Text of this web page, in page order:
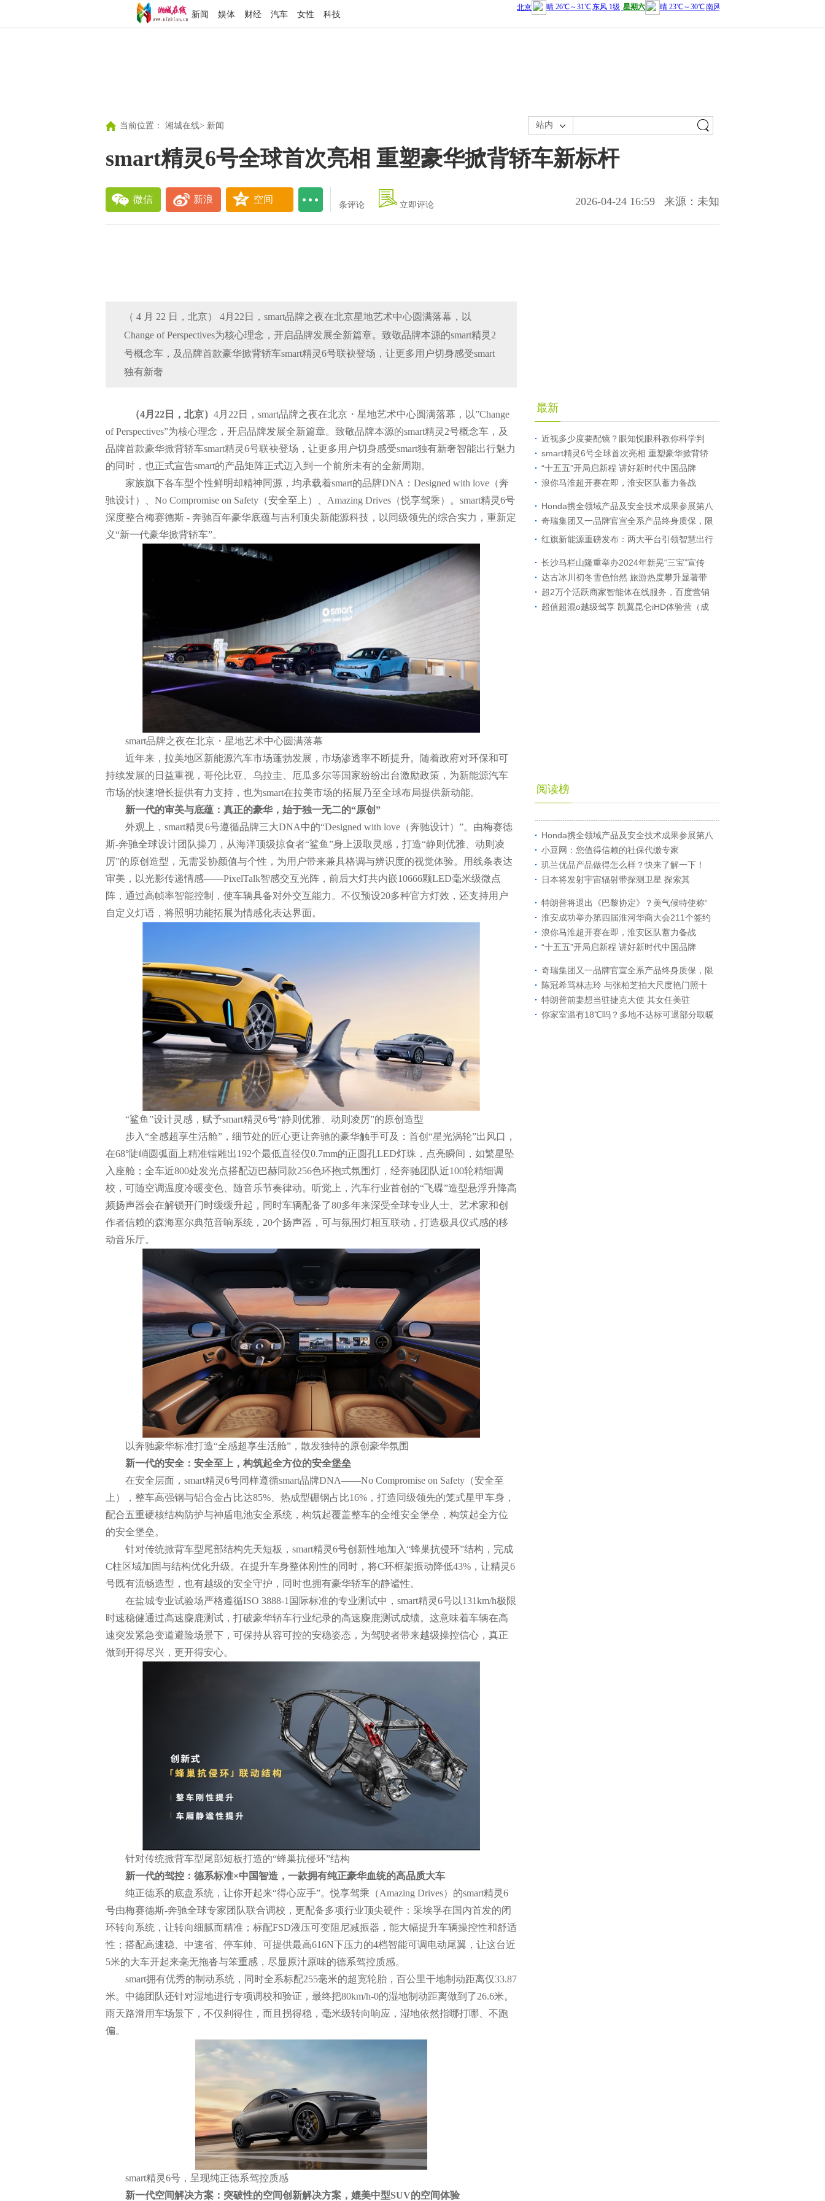
新闻 娱体 财经 汽车 女性 科技
当前位置： 湘城在线> 新闻 站内
smart精灵6号全球首次亮相 重塑豪华掀背轿车新标杆
微信 新浪 空间
条评论 立即评论 2026-04-24 16:59 来源：未知
（ 4 月 22 日，北京） 4月22日，smart品牌之夜在北京星地艺术中心圆满落幕，以
Change of Perspectives为核心理念，开启品牌发展全新篇章。致敬品牌本源的smart精灵2
号概念车，及品牌首款豪华掀背轿车smart精灵6号联袂登场，让更多用户切身感受smart
独有新奢
（4月 22 日，北京） 4月22日，smart品牌之夜在北京・星地艺术中心圆满落幕，以”Change
of Perspectives”为核心理念，开启品牌发展全新篇章。致敬品牌本源的smart精灵2号概念车，及
品牌首款豪华掀背轿车smart精灵6号联袂登场，让更多用户切身感受smart独有新奢智能出行魅力
的同时，也正式宣告smart的产品矩阵正式迈入到一个前所未有的全新周期。
家族旗下各车型个性鲜明却精神同源，均承载着smart的品牌DNA：Designed with love（奔
驰设计）、No Compromise on Safety（安全至上）、Amazing Drives（悦享驾乘）。smart精灵6号
深度整合梅赛德斯 - 奔驰百年豪华底蕴与吉利顶尖新能源科技，以同级领先的综合实力，重新定
义“新一代豪华掀背轿车”。
smart品牌之夜在北京・星地艺术中心圆满落幕
近年来，拉美地区新能源汽车市场蓬勃发展，市场渗透率不断提升。随着政府对环保和可
持续发展的日益重视，哥伦比亚、乌拉圭、厄瓜多尔等国家纷纷出台激励政策，为新能源汽车
市场的快速增长提供有力支持，也为smart在拉美市场的拓展乃至全球布局提供新动能。
新一代的审美与底蕴：真正的豪华，始于独一无二的“原创”
外观上，smart精灵6号遵循品牌三大DNA中的“Designed with love（奔驰设计）”。由梅赛德
斯-奔驰全球设计团队操刀，从海洋顶级掠食者“鲨鱼”身上汲取灵感，打造“静则优雅、动则凌
厉”的原创造型，无需妥协颜值与个性，为用户带来兼具格调与辨识度的视觉体验。用线条表达
审美，以光影传递情感——PixelTalk智感交互光阵，前后大灯共内嵌10666颗LED毫米级微点
阵，通过高帧率智能控制，使车辆具备对外交互能力。不仅预设20多种官方灯效，还支持用户
自定义灯语，将照明功能拓展为情感化表达界面。
“鲨鱼”设计灵感，赋予smart精灵6号“静则优雅、动则凌厉”的原创造型
步入“全感超享生活舱”，细节处的匠心更让奔驰的豪华触手可及：首创“星光涡轮”出风口，
在68°陡峭圆弧面上精准镭雕出192个最低直径仅0.7mm的正圆孔LED灯珠，点亮瞬间，如繁星坠
入座舱；全车近800处发光点搭配迈巴赫同款256色环抱式氛围灯，经奔驰团队近100轮精细调
校，可随空调温度冷暖变色、随音乐节奏律动。听觉上，汽车行业首创的“飞碟”造型悬浮升降高
频扬声器会在解锁开门时缓缓升起，同时车辆配备了80多年来深受全球专业人士、艺术家和创
作者信赖的森海塞尔典范音响系统，20个扬声器，可与氛围灯相互联动，打造极具仪式感的移
动音乐厅。
以奔驰豪华标准打造“全感超享生活舱”，散发独特的原创豪华氛围
新一代的安全：安全至上，构筑起全方位的安全堡垒
在安全层面，smart精灵6号同样遵循smart品牌DNA——No Compromise on Safety（安全至
上），整车高强钢与铝合金占比达85%、热成型硼钢占比16%，打造同级领先的笼式星甲车身，
配合五重硬核结构防护与神盾电池安全系统，构筑起覆盖整车的全维安全堡垒，构筑起全方位
的安全堡垒。
针对传统掀背车型尾部结构先天短板，smart精灵6号创新性地加入“蜂巢抗侵环”结构，完成
C柱区域加固与结构优化升级。在提升车身整体刚性的同时，将C环框架振动降低43%，让精灵6
号既有流畅造型，也有越级的安全守护，同时也拥有豪华轿车的静谧性。
在盐城专业试验场严格遵循ISO 3888-1国际标准的专业测试中，smart精灵6号以131km/h极限
时速稳健通过高速麋鹿测试，打破豪华轿车行业纪录的高速麋鹿测试成绩。这意味着车辆在高
速突发紧急变道避险场景下，可保持从容可控的安稳姿态，为驾驶者带来越级操控信心，真正
做到开得尽兴，更开得安心。
针对传统掀背车型尾部短板打造的“蜂巢抗侵环”结构
新一代的驾控：德系标准×中国智造，一款拥有纯正豪华血统的高品质大车
纯正德系的底盘系统，让你开起来“得心应手”。悦享驾乘（Amazing Drives）的smart精灵6
号由梅赛德斯-奔驰全球专家团队联合调校，更配备多项行业顶尖硬件：采埃孚在国内首发的闭
环转向系统，让转向细腻而精准；标配FSD液压可变阻尼减振器，能大幅提升车辆操控性和舒适
性；搭配高速稳、中速省、停车帅、可提供最高616N下压力的4档智能可调电动尾翼，让这台近
5米的大车开起来毫无拖沓与笨重感，尽显原汁原味的德系驾控质感。
smart拥有优秀的制动系统，同时全系标配255毫米的超宽轮胎，百公里干地制动距离仅33.87
米。中德团队还针对湿地进行专项调校和验证，最终把80km/h-0的湿地制动距离做到了26.6米。
雨天路滑用车场景下，不仅刹得住，而且拐得稳，毫米级转向响应，湿地依然指哪打哪、不跑
偏。
smart精灵6号，呈现纯正德系驾控质感
新一代空间解决方案：突破性的空间创新解决方案，媲美中型SUV的空间体验
最新
近视多少度要配镜？眼知悦眼科教你科学判
smart精灵6号全球首次亮相 重塑豪华掀背轿
“十五五”开局启新程 讲好新时代中国品牌
浪你马淮超开赛在即，淮安区队蓄力备战
Honda携全领域产品及安全技术成果参展第八
奇瑞集团又一品牌官宣全系产品终身质保，限
红旗新能源重磅发布：两大平台引领智慧出行
长沙马栏山隆重举办2024年新晃“三宝”宣传
达古冰川初冬雪色怡然 旅游热度攀升显著带
超2万个活跃商家智能体在线服务，百度营销
超值超混o越级驾享 凯翼昆仑iHD体验营（成
阅读榜
Honda携全领域产品及安全技术成果参展第八
小豆网：您值得信赖的社保代缴专家
玑兰优品产品做得怎么样？快来了解一下！
日本将发射宇宙辐射带探测卫星 探索其
特朗普将退出《巴黎协定》？美气候特使称“
淮安成功举办第四届淮河华商大会211个签约
浪你马淮超开赛在即，淮安区队蓄力备战
“十五五”开局启新程 讲好新时代中国品牌
奇瑞集团又一品牌官宣全系产品终身质保，限
陈冠希骂林志玲 与张柏芝拍大尺度艳门照十
特朗普前妻想当驻捷克大使 其女任美驻
你家室温有18℃吗？多地不达标可退部分取暖